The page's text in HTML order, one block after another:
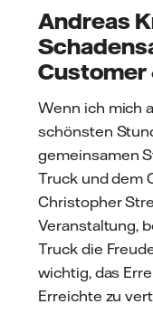
Andreas
Customer
Wenn ich mich
schönsten
gemeinsamen
Truck und dem
Christopher
Veranstaltung,
Truck die
wichtig, das
Erreichte zu